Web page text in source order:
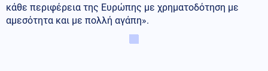
κάθε περιφέρεια της Ευρώπης με χρηματοδότηση με
αμεσότητα και με πολλή αγάπη».